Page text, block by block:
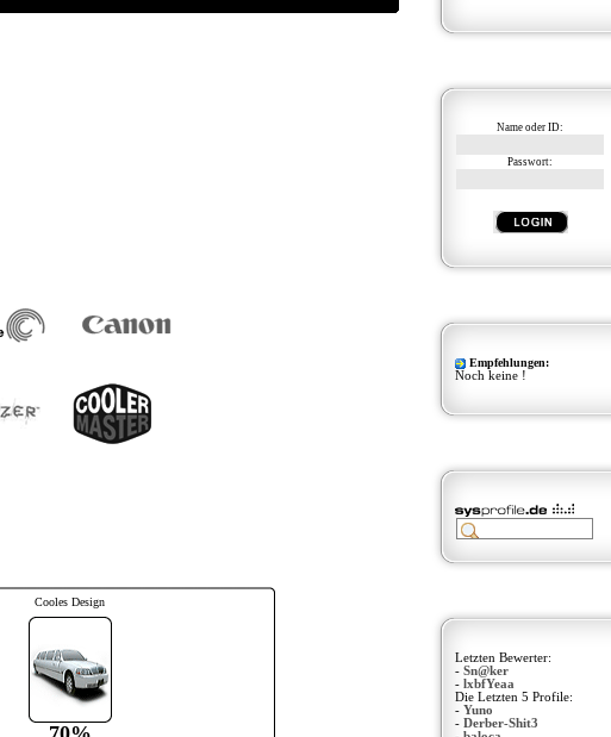
Cooles Design
Name oder ID:
Passwort:
Empfehlungen:
Noch keine !
Letzten Bewerter:
- Sn@ker
- lxbfYeaa
Die Letzten 5 Profile:
- Yuno
- Derber-Shit3